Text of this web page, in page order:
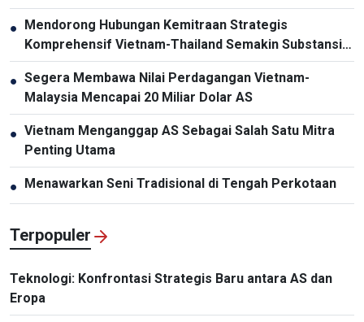
● Mendorong Hubungan Kemitraan Strategis
Komprehensif Vietnam-Thailand Semakin Substansial
dan Efektif
● Segera Membawa Nilai Perdagangan Vietnam-
Malaysia Mencapai 20 Miliar Dolar AS
● Vietnam Menganggap AS Sebagai Salah Satu Mitra
Penting Utama
● Menawarkan Seni Tradisional di Tengah Perkotaan
Terpopuler
Teknologi: Konfrontasi Strategis Baru antara AS dan
Eropa